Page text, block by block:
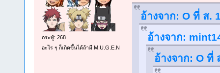
กระทู้: 268
อะไร ๆ ก็เกิดขึ้นได้ถ้ามี M.U.G.E.N
อ้างจาก: O ที่ ส.
อ้างจาก:
อ้างจาก: O ที่